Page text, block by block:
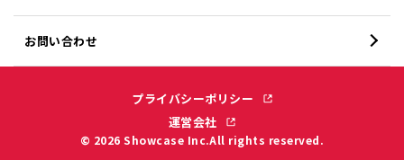
お問い合わせ
プライバシーポリシー
運営会社
© 2026 Showcase Inc.All rights reserved.